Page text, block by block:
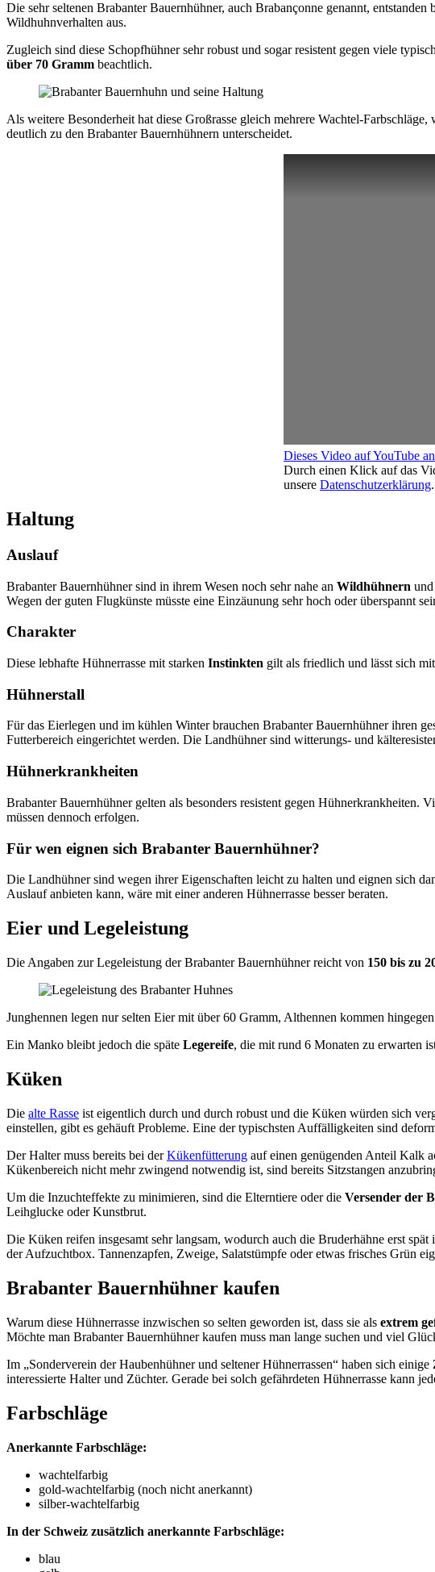
Die sehr seltenen Brabanter Bauernhühner, auch Brabançonne genannt,
Wildhuhnverhalten aus.
Zugleich sind diese Schopfhühner sehr robust und sogar resistent gegen viele
über 70 Gramm beachtlich.
Als weitere Besonderheit hat diese Großrasse gleich mehrere Wachtel-
deutlich zu den Brabanter Bauernhühnern unterscheidet.
Dieses Video auf YouTube
Durch einen Klick auf das
unsere Datenschutzerklärung.
Haltung
Auslauf
Brabanter Bauernhühner sind in ihrem Wesen noch sehr nahe an Wildhühnern
Wegen der guten Flugkünste müsste eine Einzäunung sehr hoch oder überspannt
Charakter
Diese lebhafte Hühnerrasse mit starken Instinkten gilt als friedlich und lässt sich
Hühnerstall
Für das Eierlegen und im kühlen Winter brauchen Brabanter Bauernhühner ihren
Futterbereich eingerichtet werden. Die Landhühner sind witterungs- und
Hühnerkrankheiten
Brabanter Bauernhühner gelten als besonders resistent gegen
müssen dennoch erfolgen.
Für wen eignen sich Brabanter Bauernhühner?
Die Landhühner sind wegen ihrer Eigenschaften leicht zu halten und eignen sich
Auslauf anbieten kann, wäre mit einer anderen Hühnerrasse besser beraten.
Eier und Legeleistung
Die Angaben zur Legeleistung der Brabanter Bauernhühner reicht von 150 bis zu
Junghennen legen nur selten Eier mit über 60 Gramm, Althennen kommen
Ein Manko bleibt jedoch die späte Legereife, die mit rund 6 Monaten zu erwarten
Küken
Die alte Rasse ist eigentlich durch und durch robust und die Küken würden sich
einstellen, gibt es gehäuft Probleme. Eine der typischsten Auffälligkeiten sind
Der Halter muss bereits bei derKükenfütterung auf einen genügenden Anteil Kalk
Kükenbereich nicht mehr zwingend notwendig ist, sind bereits Sitzstangen
Um die Inzuchteffekte zu minimieren, sind die Elterntiere oder die Versender der
Leihglucke oder Kunstbrut.
Die Küken reifen insgesamt sehr langsam, wodurch auch die Bruderhähne erst
der Aufzuchtbox. Tannenzapfen, Zweige, Salatstümpfe oder etwas frisches Grün
Brabanter Bauernhühner kaufen
Warum diese Hühnerrasse inzwischen so selten geworden ist, dass sie als extrem
Möchte man Brabanter Bauernhühner kaufen muss man lange suchen und viel
Im „Sonderverein der Haubenhühner und seltener Hühnerrassen“ haben sich einige
interessierte Halter und Züchter. Gerade bei solch gefährdeten Hühnerrasse kann
Farbschläge
Anerkannte Farbschläge:
wachtelfarbig
gold-wachtelfarbig (noch nicht anerkannt)
silber-wachtelfarbig
In der Schweiz zusätzlich anerkannte Farbschläge:
blau